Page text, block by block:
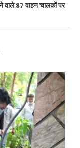
वाले 87 वाहन चालकों पर